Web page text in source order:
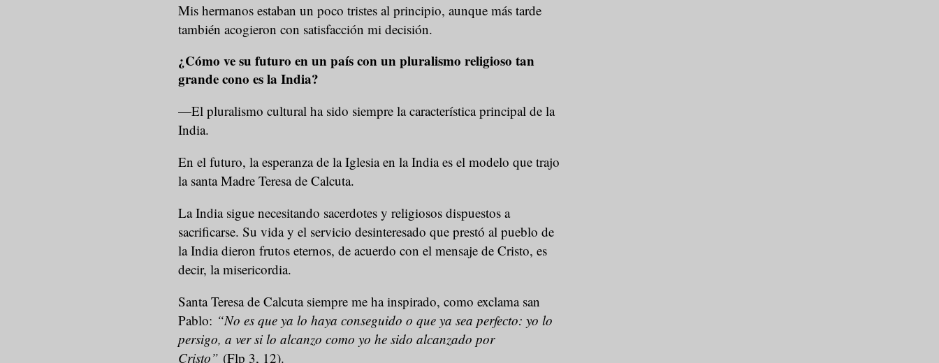
Mis hermanos estaban un poco tristes al principio, aunque más tarde
también acogieron con satisfacción mi decisión.
¿Cómo ve su futuro en un país con un pluralismo religioso tan
grande cono es la India?
—El pluralismo cultural ha sido siempre la característica principal de la
India.
En el futuro, la esperanza de la Iglesia en la India es el modelo que trajo
la santa Madre Teresa de Calcuta.
La India sigue necesitando sacerdotes y religiosos dispuestos a
sacrificarse. Su vida y el servicio desinteresado que prestó al pueblo de
la India dieron frutos eternos, de acuerdo con el mensaje de Cristo, es
decir, la misericordia.
Santa Teresa de Calcuta siempre me ha inspirado, como exclama san
Pablo: “No es que ya lo haya conseguido o que ya sea perfecto: yo lo
persigo, a ver si lo alcanzo como yo he sido alcanzado por
Cristo” (Flp 3, 12).